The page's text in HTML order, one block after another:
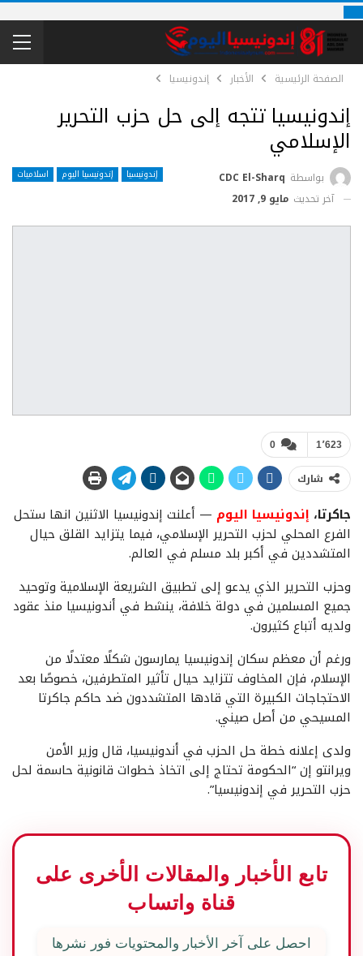
الصفحة الرئيسية الأخبار إندونيسيا
إندونيسيا تتجه إلى حل حزب التحرير
الإسلامي
إندونيسيا إندونيسيا اليوم اسلاميات بواسطة CDC El-Sharq
آخر تحديث مايو 9, 2017
0 1٬623
شارك
جاكرتا، إندونيسيا اليوم — أعلنت إندونيسيا الاثنين انها ستحل
الفرع المحلي لحزب التحرير الإسلامي، فيما يتزايد القلق حيال
المتشددين في أكبر بلد مسلم في العالم.
وحزب التحرير الذي يدعو إلى تطبيق الشريعة الإسلامية وتوحيد
جميع المسلمين في دولة خلافة، ينشط في أندونيسيا منذ عقود
ولديه أتباع كثيرون.
ورغم أن معظم سكان إندونيسيا يمارسون شكلًا معتدلًا من
الإسلام، فإن المخاوف تتزايد حيال تأثير المتطرفين، خصوصًا بعد
الاحتجاجات الكبيرة التي قادها المتشددون ضد حاكم جاكرتا
المسيحي من أصل صيني.
ولدى إعلانه خطة حل الحزب في أندونيسيا، قال وزير الأمن
ويرانتو إن “الحكومة تحتاج إلى اتخاذ خطوات قانونية حاسمة لحل
حزب التحرير في إندونيسيا”.
تابع الأخبار والمقالات الأخرى على
قناة واتساب
احصل على آخر الأخبار والمحتويات فور نشرها